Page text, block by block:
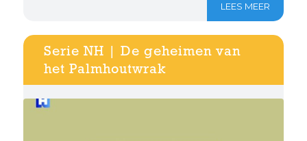
LEES MEER
Serie NH | De geheimen van
het Palmhoutwrak